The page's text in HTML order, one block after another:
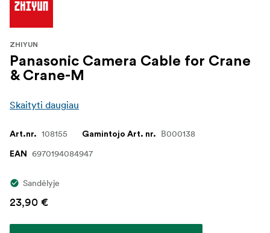
ZHIYUN
Panasonic Camera Cable for Crane
& Crane-M
Skaityti daugiau
Art.nr. 108155 Gamintojo Art. nr. B000138
EAN 6970194084947
Sandėlyje
23,90 €